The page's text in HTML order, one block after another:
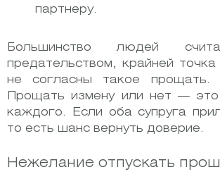
партнеру.
Большинство людей
предательством, крайней точка
не согласны такое прощать.
Прощать измену или нет —
каждого. Если оба супруга
то есть шанс вернуть доверие.
Нежелание отпускать